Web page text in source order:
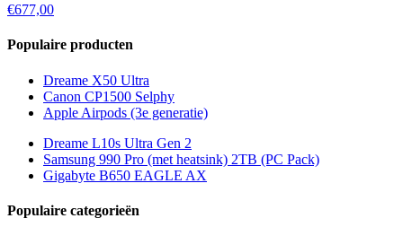
€677,00
Populaire producten
Dreame X50 Ultra
Canon CP1500 Selphy
Apple Airpods (3e generatie)
Dreame L10s Ultra Gen 2
Samsung 990 Pro (met heatsink) 2TB (PC Pack)
Gigabyte B650 EAGLE AX
Populaire categorieën